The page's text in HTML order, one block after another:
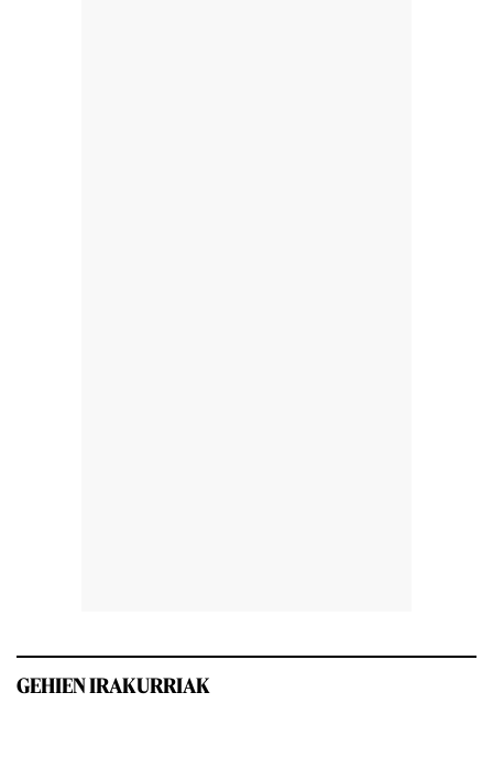
GEHIEN IRAKURRIAK